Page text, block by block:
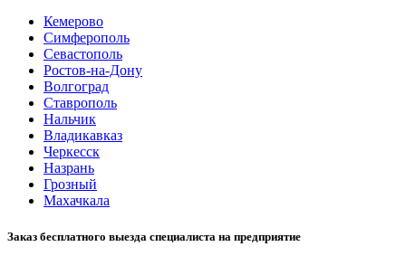
Кемерово
Симферополь
Севастополь
Ростов-на-Дону
Волгоград
Ставрополь
Нальчик
Владикавказ
Черкесск
Назрань
Грозный
Махачкала
Заказ бесплатного выезда специалиста на предприятие